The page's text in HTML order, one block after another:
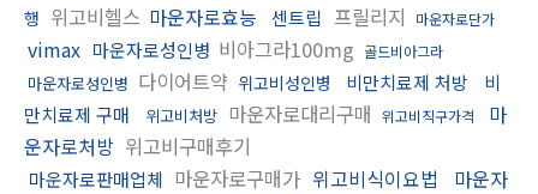
행 위고비헬스 마운자로효능 센트립 프릴리지 마운자로단가
vimax 마운자로성인병 비아그라100mg 골드비아그라
마운자로성인병 다이어트약 위고비성인병 비만치료제 처방
비
만치료제 구매
위고비처방 마운자로대리구매 위고비직구가격
마
운자로처방 위고비구매후기
마운자로판매업체 마운자로구매가 위고비식이요법
마운자